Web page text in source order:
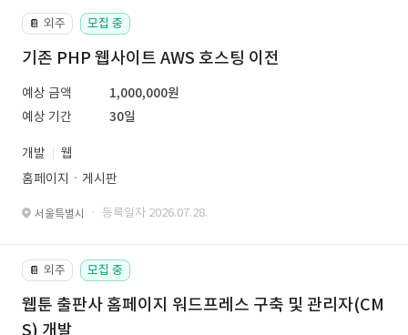
📔 외주 모집 중
기존 PHP 웹사이트 AWS 호스팅 이전
예상 금액
1,000,000원
예상 기간
30일
개발
웹
홈페이지ㆍ게시판
서울특별시 · 등록일자 2026.07.28.
📔 외주 모집 중
웹툰 출판사 홈페이지 워드프레스 구축 및 관리자(CM
S) 개발